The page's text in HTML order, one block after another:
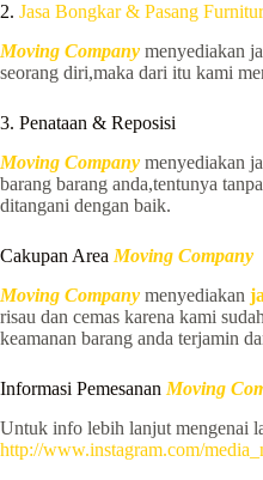
2. Jasa Bongkar & Pasang
Moving Company menyediakan
seorang diri,maka dari itu kami
3. Penataan & Reposisi
Moving Company menyediakan
barang barang anda,tentunya
ditangani dengan baik.
Cakupan Area Moving Company
Moving Company menyediakan
risau dan cemas karena kami
keamanan barang anda terjamin
Informasi Pemesanan Moving
Untuk info lebih lanjut mengenai
http://www.instagram.com/